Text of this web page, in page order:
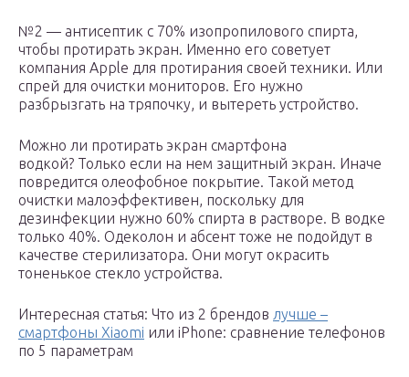
№2 — антисептик с 70% изопропилового спирта,
чтобы протирать экран. Именно его советует
компания Apple для протирания своей техники. Или
спрей для очистки мониторов. Его нужно
разбрызгать на тряпочку, и вытереть устройство.
Можно ли протирать экран смартфона
водкой? Только если на нем защитный экран. Иначе
повредится олеофобное покрытие. Такой метод
очистки малоэффективен, поскольку для
дезинфекции нужно 60% спирта в растворе. В водке
только 40%. Одеколон и абсент тоже не подойдут в
качестве стерилизатора. Они могут окрасить
тоненькое стекло устройства.
Интересная статья: Что из 2 брендов лучше –
смартфоны Xiaomi или iPhone: сравнение телефонов
по 5 параметрам